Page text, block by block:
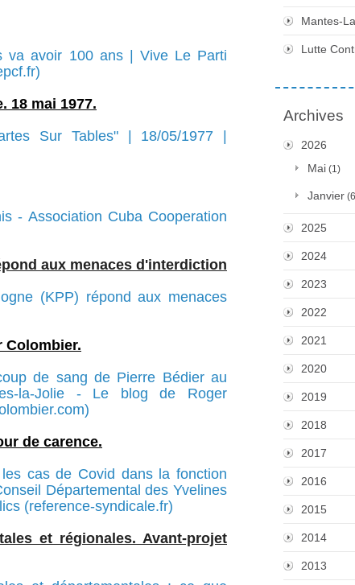
va avoir 100 ans | Vive Le Parti
18 mai 1977.
Sur Tables" | 18/05/1977 |
- Association Cuba Cooperation
aux menaces d'interdiction
(KPP) répond aux menaces
Colombier.
de sang de Pierre Bédier au
la-Jolie - Le blog de Roger
de carence.
cas de Covid dans la fonction
Départemental des Yvelines
(reference-syndicale.fr)
et régionales. Avant-projet
Mantes-
Lutte
Archives
2026
Mai (1)
Janvier
2025
2024
2023
2022
2021
2020
2019
2018
2017
2016
2015
2014
2013